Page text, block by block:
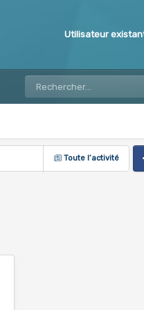
Utilisateur
Toute l’activité